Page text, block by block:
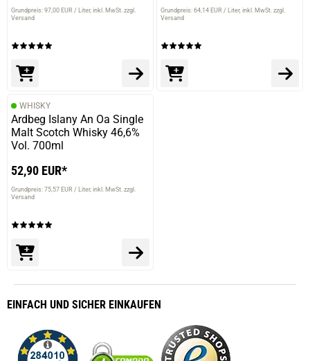
Grundpreis: 97,00 EUR / Liter inkl. MwSt. zzgl.
Versand
Grundpreis: 64,14 EUR / Liter inkl. MwSt. zzgl.
Versand
WHISKY
Ardbeg Islany An Oa Single
Malt Scotch Whisky 46,6%
Vol. 700ml
52,90 EUR*
Grundpreis: 75,57 EUR / Liter inkl. MwSt. zzgl.
Versand
EINFACH UND SICHER EINKAUFEN